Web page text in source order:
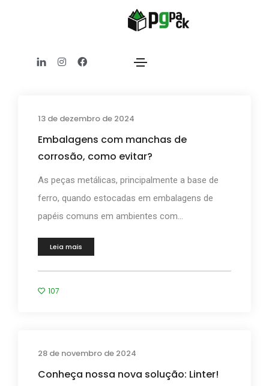
Sem categoria
13 de dezembro de 2024
Embalagens com manchas de
corrosão, como evitar?
As peças metálicas, principalmente a base de
ferro, quando estocadas em embalagens de
papéis comuns em ambientes com...
Leia mais
107
28 de novembro de 2024
Conheça nossa nova solução: Linter!